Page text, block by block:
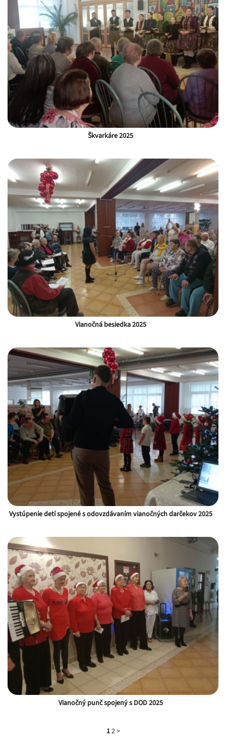
Škvarkáre 2025
Vianočná besiedka 2025
Vystúpenie detí spojené s odovzdávaním vianočných darčekov 2025
Vianočný punč spojený s DOD 2025
1 2 >